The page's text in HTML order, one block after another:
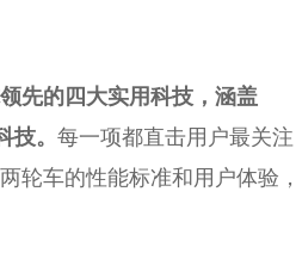
先的四大实用科技，涵盖
。 每一项都直击用户最关注
轮车的性能标准和用户体验，